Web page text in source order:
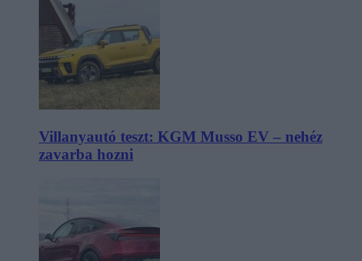
Villanyautó teszt: KGM Musso EV – nehéz
zavarba hozni